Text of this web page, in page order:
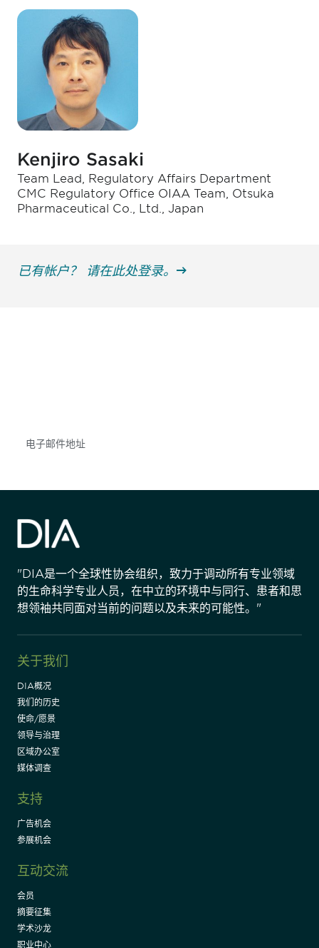
Kenjiro Sasaki
Team Lead, Regulatory Affairs Department
CMC Regulatory Office OIAA Team, Otsuka
Pharmaceutical Co., Ltd., Japan
已有帐户？ 请在此处登录。
"DIA是一个全球性协会组织，致力于调动所有专业领域
的生命科学专业人员，在中立的环境中与同行、患者和思
想领袖共同面对当前的问题以及未来的可能性。"
关于我们
DIA概况
我们的历史
使命/愿景
领导与治理
区域办公室
媒体调查
支持
广告机会
参展机会
互动交流
会员
摘要征集
学术沙龙
职业中心